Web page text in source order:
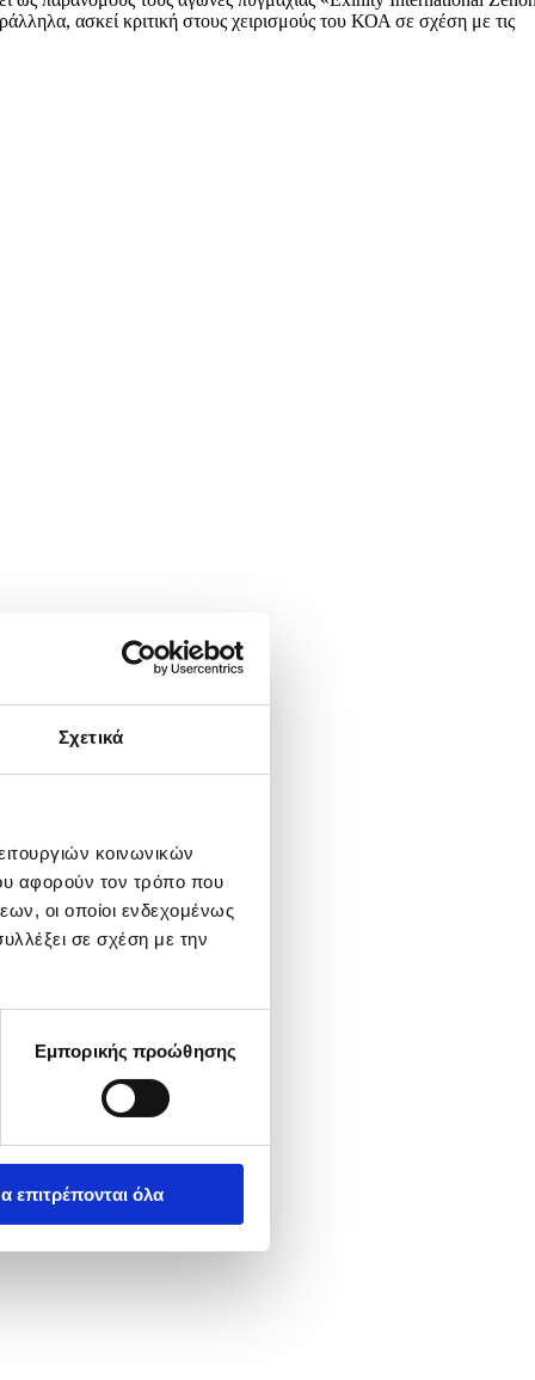
Σχετικά
κοινωνικών
αφορούν τον τρόπο που
οι οποίοι ενδεχομένως
σε σχέση με την
Εμπορικής προώθησης
επιτρέπονται όλα
ασκεί κριτική στους χειρισμούς του ΚΟΑ σε σχέση με τις